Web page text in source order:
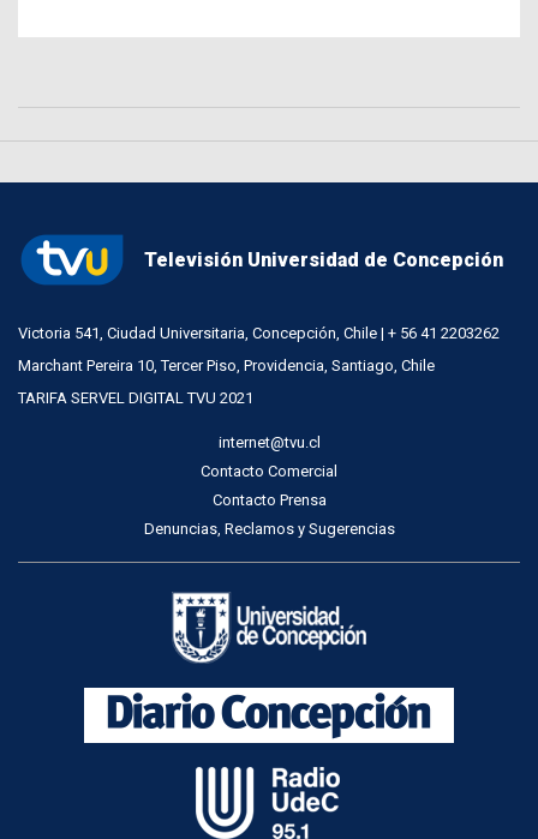
Televisión Universidad de Concepción
Victoria 541, Ciudad Universitaria, Concepción, Chile | + 56 41 2203262
Marchant Pereira 10, Tercer Piso, Providencia, Santiago, Chile
TARIFA SERVEL DIGITAL TVU 2021
internet@tvu.cl
Contacto Comercial
Contacto Prensa
Denuncias, Reclamos y Sugerencias